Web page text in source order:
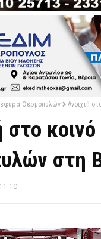
Θερμοπυλών Ανοιχτή
στο
στη